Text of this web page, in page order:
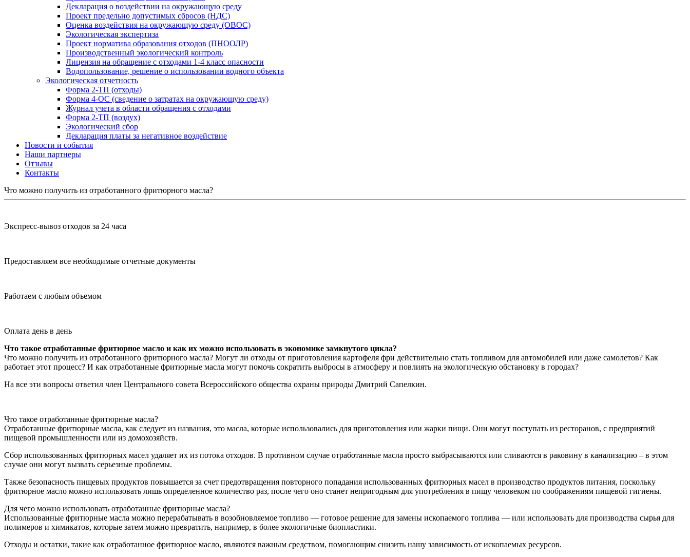
Декларация о воздействии на окружающую среду
Проект предельно допустимых сбросов (НДС)
Оценка воздействия на окружающую среду (ОВОС)
Экологическая экспертиза
Проект норматива образования отходов (ПНООЛР)
Производственный экологический контроль
Лицензия на обращение с отходами 1-4 класс опасности
Водопользование, решение о использовании водного объекта
Экологическая отчетность
Форма 2-ТП (отходы)
Форма 4-ОС (сведение о затратах на окружающую среду)
Журнал учета в области обращения с отходами
Форма 2-ТП (воздух)
Экологический сбор
Декларация платы за негативное воздействие
Новости и события
Наши партнеры
Отзывы
Контакты
Что можно получить из отработанного фритюрного масла?
Экспресс-вывоз отходов за 24 часа
Предоставляем все необходимые отчетные документы
Работаем с любым объемом
Оплата день в день
Что такое отработанные фритюрное масло и как их можно использовать в экономике замкнутого цикла?
Что можно получить из отработанного фритюрного масла? Могут ли отходы от приготовления картофеля фри действительно стать топливом для автомобилей или даже самолетов? Как
работает этот процесс? И как отработанные фритюрные масла могут помочь сократить выбросы в атмосферу и повлиять на экологическую обстановку в городах?
На все эти вопросы ответил член Центрального совета Всероссийского общества охраны природы Дмитрий Сапелкин.
Что такое отработанные фритюрные масла?
Отработанные фритюрные масла, как следует из названия, это масла, которые использовались для приготовления или жарки пищи. Они могут поступать из ресторанов, с предприятий
пищевой промышленности или из домохозяйств.
Сбор использованных фритюрных масел удаляет их из потока отходов. В противном случае отработанные масла просто выбрасываются или сливаются в раковину в канализацию – в этом
случае они могут вызвать серьезные проблемы.
Также безопасность пищевых продуктов повышается за счет предотвращения повторного попадания использованных фритюрных масел в производство продуктов питания, поскольку
фритюрное масло можно использовать лишь определенное количество раз, после чего оно станет непригодным для употребления в пищу человеком по соображениям пищевой гигиены.
Для чего можно использовать отработанные фритюрные масла?
Использованные фритюрные масла можно перерабатывать в возобновляемое топливо — готовое решение для замены ископаемого топлива — или использовать для производства сырья для
полимеров и химикатов, которые затем можно превратить, например, в более экологичные биопластики.
Отходы и остатки, такие как отработанное фритюрное масло, являются важным средством, помогающим снизить нашу зависимость от ископаемых ресурсов.